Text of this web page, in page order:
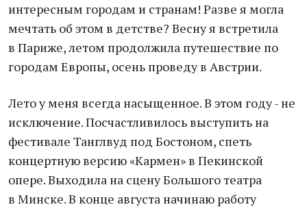
интересным городам и странам! Разве я могла
мечтать об этом в детстве? Весну я встретила
в Париже, летом продолжила путешествие по
городам Европы, осень проведу в Австрии.
Лето у меня всегда насыщенное. В этом году - не
исключение. Посчастливилось выступить на
фестивале Танглвуд под Бостоном, спеть
концертную версию «Кармен» в Пекинской
опере. Выходила на сцену Большого театра
в Минске. В конце августа начинаю работу